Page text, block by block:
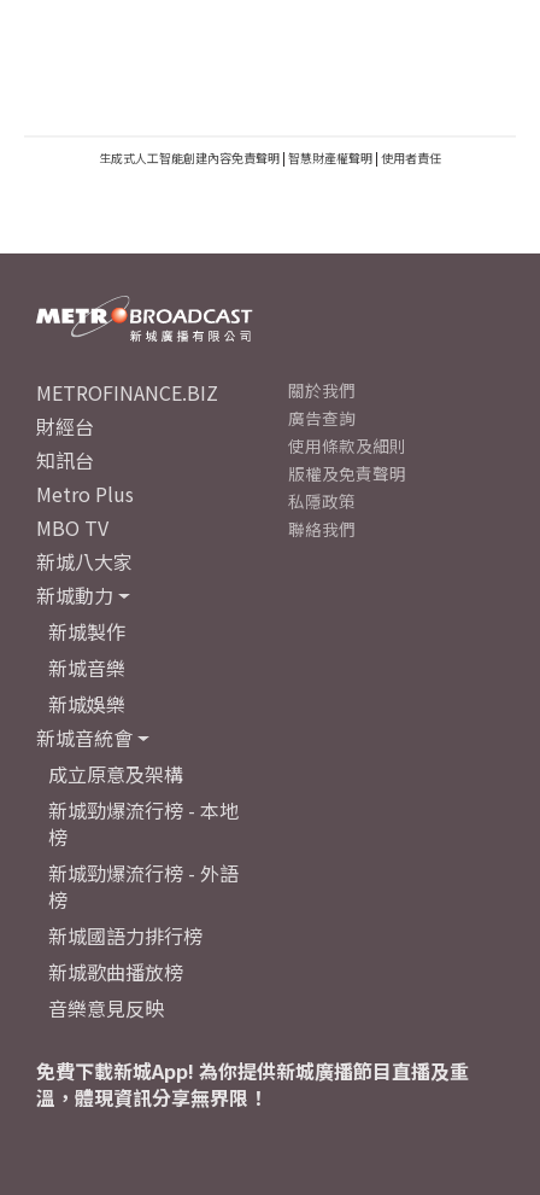
生成式人工智能創建內容免責聲明 | 智慧財產權聲明 | 使用者責任
METROFINANCE.BIZ
財經台
知訊台
Metro Plus
MBO TV
新城八大家
新城動力
新城製作
新城音樂
新城娛樂
新城音統會
成立原意及架構
新城勁爆流行榜 - 本地
榜
新城勁爆流行榜 - 外語
榜
新城國語力排行榜
新城歌曲播放榜
音樂意見反映
關於我們
廣告查詢
使用條款及細則
版權及免責聲明
私隱政策
聯絡我們
免費下載新城App! 為你提供新城廣播節目直播及重
溫，體現資訊分享無界限！